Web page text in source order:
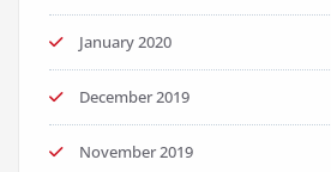
January 2020
December 2019
November 2019